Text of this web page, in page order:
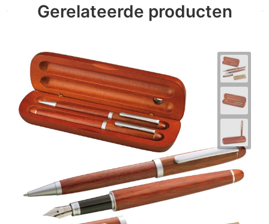
Gerelateerde producten